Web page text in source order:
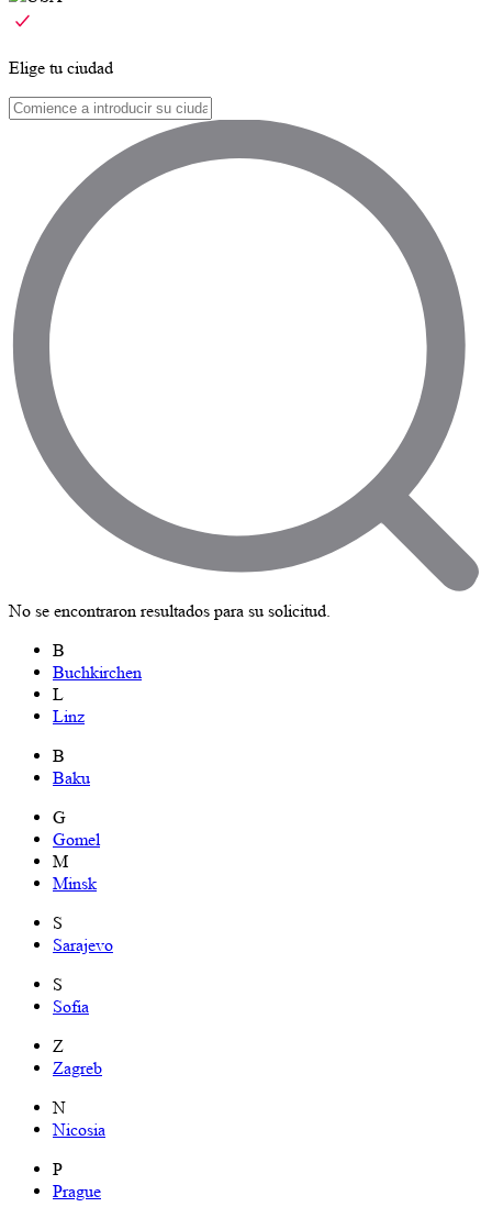
Elige tu ciudad
No se encontraron resultados para su solicitud.
B
Buchkirchen
L
Linz
B
Baku
G
Gomel
M
Minsk
S
Sarajevo
S
Sofia
Z
Zagreb
N
Nicosia
P
Prague